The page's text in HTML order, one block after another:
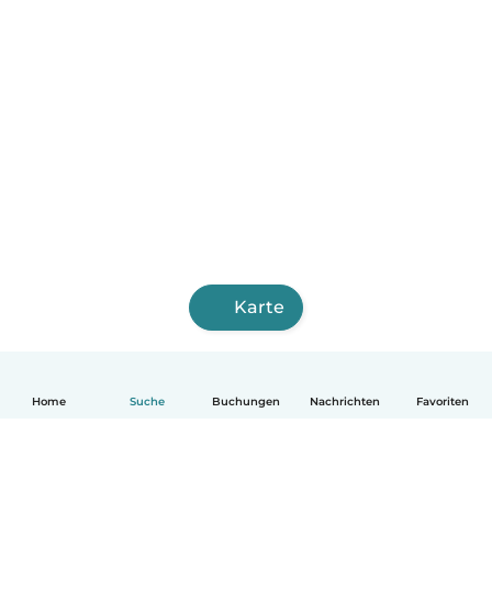
Home Suche Buchungen Nachrichten Favoriten
Karte